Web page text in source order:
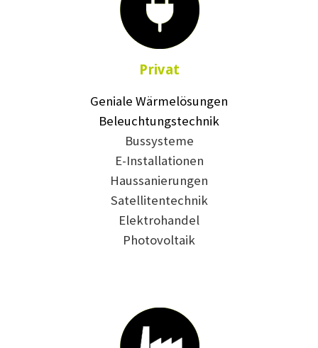
Privat
Geniale Wärmelösungen
Beleuchtungstechnik
Bussysteme
E-Installationen
Haussanierungen
Satellitentechnik
Elektrohandel
Photovoltaik